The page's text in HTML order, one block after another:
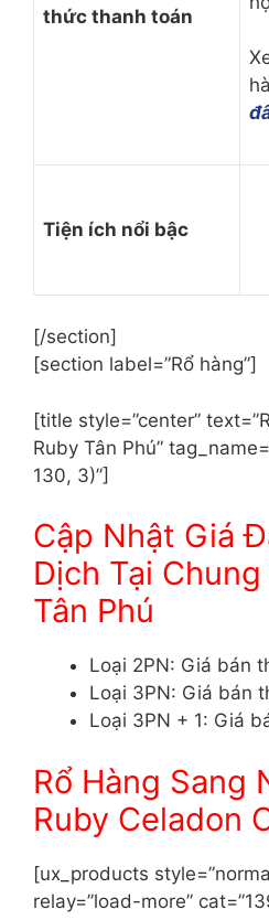
thức thanh toán
Tiện ích nổi bậc
[/section]
[section label=”Rổ hàng”]
[title style=”center”
Ruby Tân Phú”
130, 3)”]
Cập Nhật Giá
Dịch Tại
Tân Phú
Loại 2PN: Giá bán
Loại 3PN: Giá bán
Loại 3PN + 1: Giá
Rổ Hàng Sang
Ruby Celadon
[ux_products
relay=”load-more”